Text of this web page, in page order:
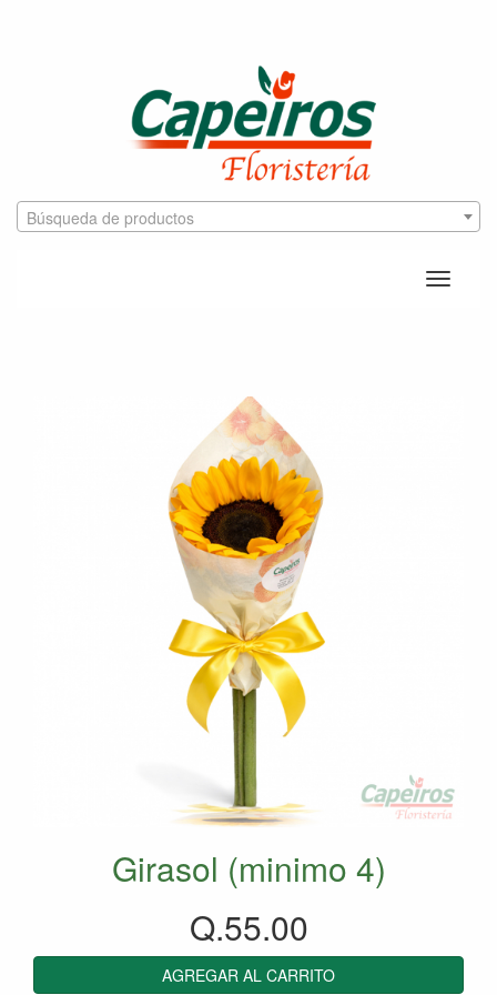
Búsqueda de productos
Toggle
Girasol (minimo 4)
Q.55.00